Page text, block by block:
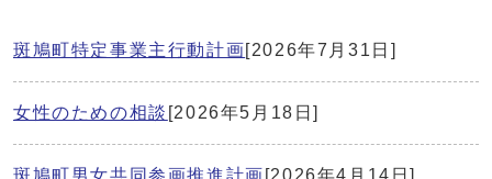
斑鳩町特定事業主行動計画[2026年7月31日]
女性のための相談 [2026年5月18日]
斑鳩町男女共同参画推進計画 [2026年4月14日]